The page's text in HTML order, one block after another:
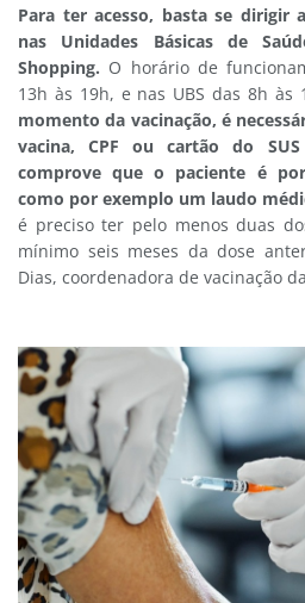
Para ter acesso, basta se dirigir
nas Unidades Básicas de
Shopping. O horário de
13h às 19h, e nas UBS das 8h às
momento da vacinação, é
vacina, CPF ou cartão do
comprove que o paciente é
como por exemplo um laudo
é preciso ter pelo menos duas
mínimo seis meses da dose
Dias, coordenadora de vacinação